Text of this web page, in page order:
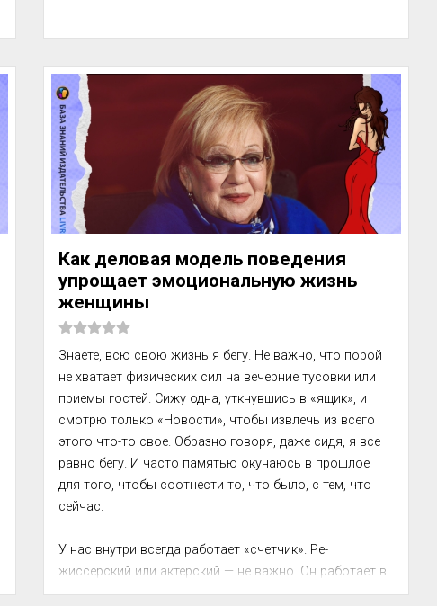
Эта задача сложилась уже в 15-летней голове в
тоном, не без р...
Как деловая модель поведения
упрощает эмоциональную жизнь
женщины
Знаете, всю свою жизнь я бегу. Не важно, что порой
не хватает физических сил на вечерние тусовки или
приемы гостей. Сижу одна, уткнувшись в «ящик», и
смотрю только «Новости», чтобы извлечь из всего
этого что-то свое. Образно говоря, даже сидя, я все
равно бегу. И часто памятью окунаюсь в прошлое
для того, чтобы соотнести то, что было, с тем, что
сейчас.
У нас внутри всегда работает «счетчик». Ре­
жиссерский или актерский — не важно. Он рабо­тает в
самые невероятные минуты твоего сущест­вования. Я,